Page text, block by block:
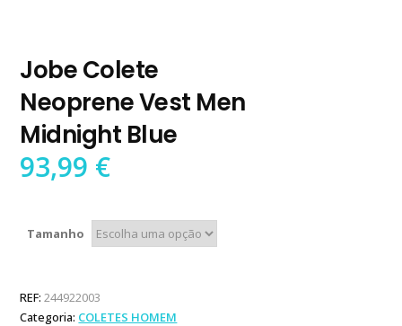
Jobe Colete
Neoprene Vest Men
Midnight Blue
93,99 €
Tamanho
REF:244922003
Categoria: COLETES HOMEM